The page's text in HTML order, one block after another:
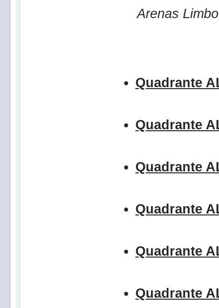
Arenas
Quadrante
Quadrante
Quadrante
Quadrante
Quadrante
Quadrante